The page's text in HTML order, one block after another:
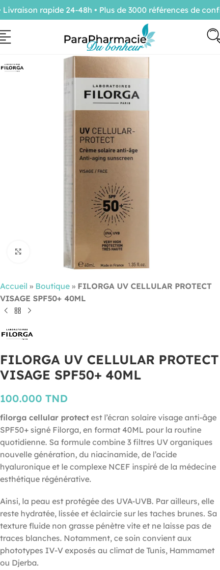
Cliquez pour agrandir
Accueil » Boutique » FILORGA UV CELLULAR PROTECT
VISAGE SPF50+ 40ML
FILORGA UV CELLULAR PROTECT
VISAGE SPF50+ 40ML
100.000 TND
filorga cellular protect est l’écran solaire visage anti-âge
SPF50+ signé Filorga, en format 40ML pour la routine
quotidienne. Sa formule combine 3 filtres UV organiques
nouvelle génération, du niacinamide, de l’acide
hyaluronique et le complexe NCEF inspiré de la médecine
esthétique régénérative.
Ainsi, la peau est protégée des UVA-UVB. Par ailleurs, elle
reste hydratée, lissée et éclaircie sur les taches brunes. Sa
texture fluide non grasse pénètre vite et ne laisse pas de
traces blanches. Notamment, ce soin convient aux
phototypes IV-V exposés au climat de Tunis, Hammamet
ou Djerba.
rapide 24-48h • Plus de 3000 références de